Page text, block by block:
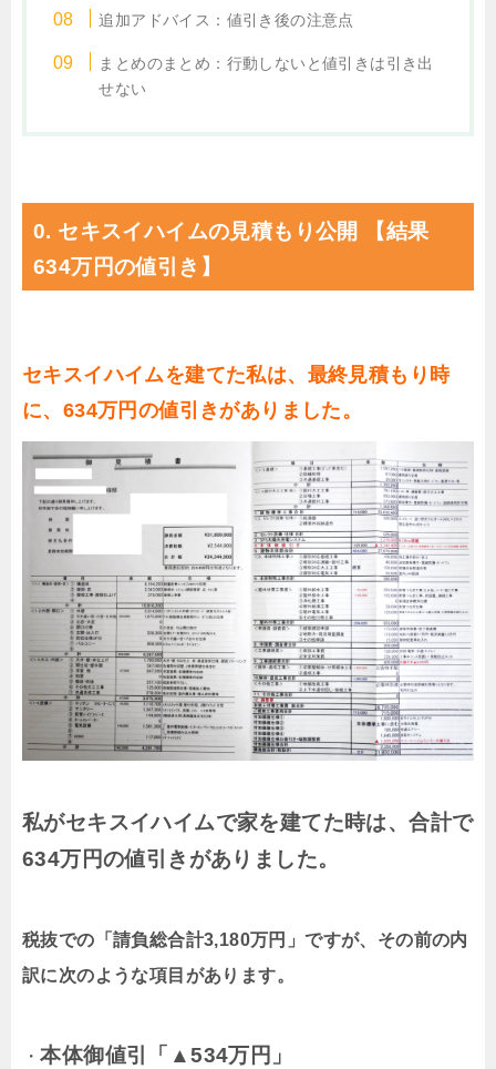
追加アドバイス：値引き後の注意点
まとめのまとめ：行動しないと値引きは引き出
せない
0. セキスイハイムの見積もり公開 【結果
634万円の値引き】
セキスイハイムを建てた私は、最終見積もり時
に、634万円の値引きがありました。
私がセキスイハイムで家を建てた時は、合計で
634万円の値引きがありました。
税抜での「請負総合計3,180万円」ですが、その前の内
訳に次のような項目があります。
・本体御値引「▲534万円」